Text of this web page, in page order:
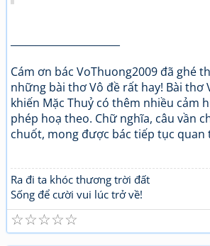
Cám ơn bác VoThuong2009 đã ghé
những bài thơ Vô đề rất hay! Bài thơ
khiến Mặc Thuỷ có thêm nhiều cảm
phép hoạ theo. Chữ nghĩa, câu vần
chuốt, mong được bác tiếp tục quan
Ra đi ta khóc thương trời đất
Sống để cười vui lúc trở về!
☆
☆
☆
☆
☆